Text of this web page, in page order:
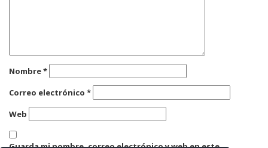
Nombre*
Correo electrónico *
Web